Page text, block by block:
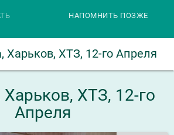
НАПОМНИТЬ ПОЗЖЕ
Харьков, ХТЗ, 12-го Апреля
ХТЗ, 12-го
Апреля